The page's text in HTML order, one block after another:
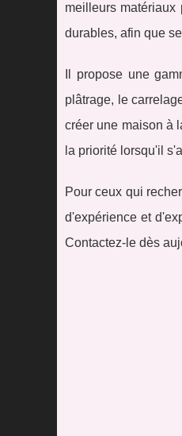
meilleurs
durables, afin que
Il propose une
plâtrage, le
créer une maison à
la priorité lorsqu'il
Pour ceux qui
d'expérience et
Contactez-le dès